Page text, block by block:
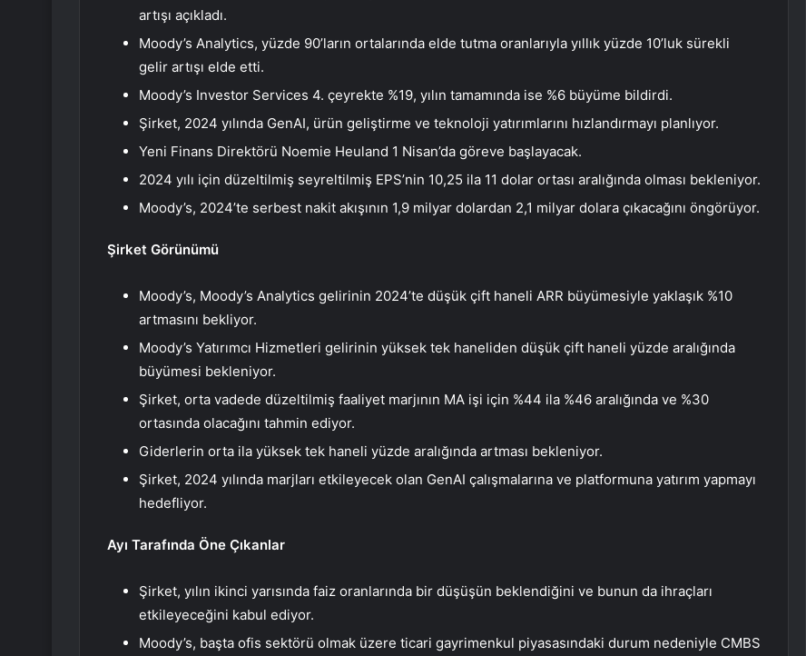
artışı açıkladı.
Moody’s Analytics, yüzde 90’ların ortalarında elde tutma oranlarıyla yıllık yüzde 10’luk sürekli
gelir artışı elde etti.
Moody’s Investor Services 4. çeyrekte %19, yılın tamamında ise %6 büyüme bildirdi.
Şirket, 2024 yılında GenAI, ürün geliştirme ve teknoloji yatırımlarını hızlandırmayı planlıyor.
Yeni Finans Direktörü Noemie Heuland 1 Nisan’da göreve başlayacak.
2024 yılı için düzeltilmiş seyreltilmiş EPS’nin 10,25 ila 11 dolar ortası aralığında olması bekleniyor.
Moody’s, 2024’te serbest nakit akışının 1,9 milyar dolardan 2,1 milyar dolara çıkacağını öngörüyor.
Şirket Görünümü
Moody’s, Moody’s Analytics gelirinin 2024’te düşük çift haneli ARR büyümesiyle yaklaşık %10
artmasını bekliyor.
Moody’s Yatırımcı Hizmetleri gelirinin yüksek tek haneliden düşük çift haneli yüzde aralığında
büyümesi bekleniyor.
Şirket, orta vadede düzeltilmiş faaliyet marjının MA işi için %44 ila %46 aralığında ve %30
ortasında olacağını tahmin ediyor.
Giderlerin orta ila yüksek tek haneli yüzde aralığında artması bekleniyor.
Şirket, 2024 yılında marjları etkileyecek olan GenAI çalışmalarına ve platformuna yatırım yapmayı
hedefliyor.
Ayı Tarafında Öne Çıkanlar
Şirket, yılın ikinci yarısında faiz oranlarında bir düşüşün beklendiğini ve bunun da ihraçları
etkileyeceğini kabul ediyor.
Moody’s, başta ofis sektörü olmak üzere ticari gayrimenkul piyasasındaki durum nedeniyle CMBS